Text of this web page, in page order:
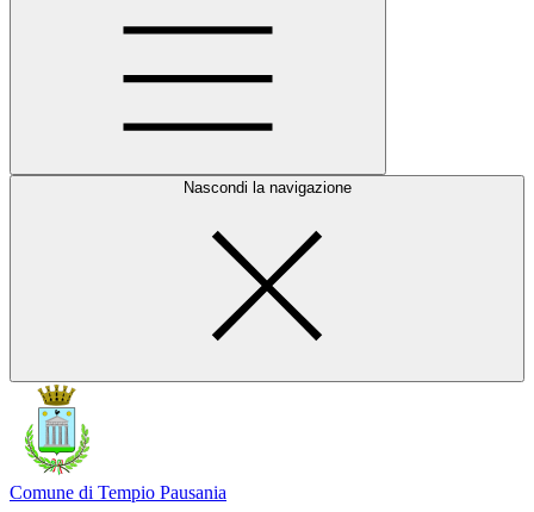
Nascondi la navigazione
Comune di Tempio Pausania